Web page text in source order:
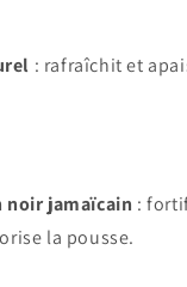
: rafraîchit et
noir jamaïcain :
la pousse.